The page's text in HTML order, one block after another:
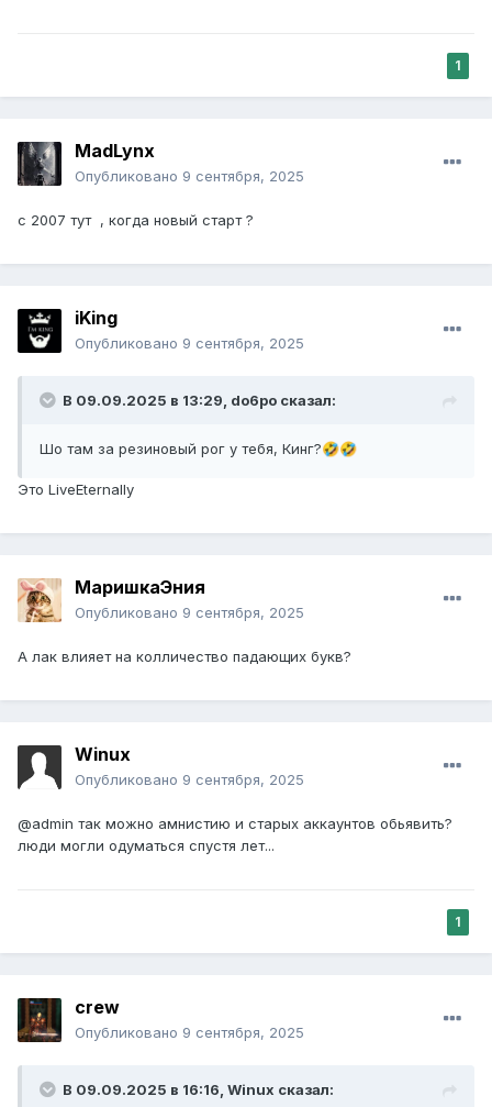
1
MadLynx
Опубликовано 9 сентября, 2025
с 2007 тут , когда новый старт ?
iKing
Опубликовано 9 сентября, 2025
В 09.09.2025 в 13:29, do6po сказал:
Шо там за резиновый рог у тебя, Кинг?🤣🤣
Это LiveEternally
МаришкаЭния
Опубликовано 9 сентября, 2025
А лак влияет на колличество падающих букв?
Winux
Опубликовано 9 сентября, 2025
@admin так можно амнистию и старых аккаунтов обьявить?
люди могли одуматься спустя лет...
1
crew
Опубликовано 9 сентября, 2025
В 09.09.2025 в 16:16, Winux сказал: